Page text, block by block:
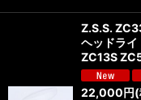
Z.S.S.
ヘッドライ
ZC13S
22,000円